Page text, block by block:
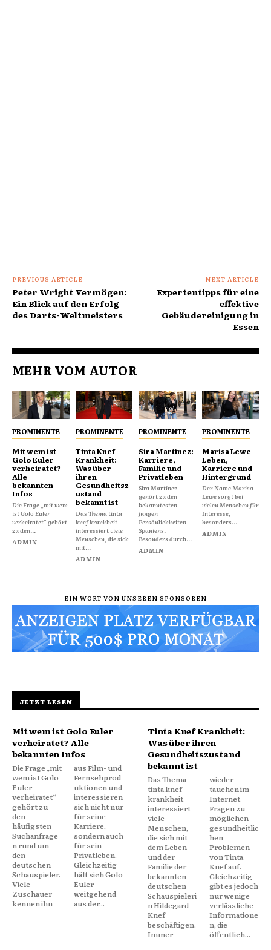
PREVIOUS ARTICLE
Peter Wright Vermögen:
Ein Blick auf den Erfolg
des Darts-Weltmeisters
NEXT ARTICLE
Expertentipps für eine
effektive
Gebäudereinigung in
Essen
MEHR VOM AUTOR
PROMINENTE
Mit wem ist
Golo Euler
verheiratet?
Alle
bekannten
Infos
Die Frage „mit wem
ist Golo Euler
verheiratet“ gehört
zu den...
ADMIN
PROMINENTE
Tinta Knef
Krankheit:
Was über
ihren
Gesundheitsz
ustand
bekannt ist
Das Thema tinta
knef krankheit
interessiert viele
Menschen, die sich
mit...
ADMIN
PROMINENTE
Sira Martínez:
Karriere,
Familie und
Privatleben
Sira Martínez
gehört zu den
bekanntesten
jungen
Persönlichkeiten
Spaniens.
Besonders durch...
ADMIN
PROMINENTE
Marisa Lewe –
Leben,
Karriere und
Hintergrund
Der Name Marisa
Lewe sorgt bei
vielen Menschen für
Interesse,
besonders...
ADMIN
- EIN WORT VON UNSEREN SPONSOREN -
JETZT LESEN
Mit wem ist Golo Euler
verheiratet? Alle
bekannten Infos
Die Frage „mit
wem ist Golo
Euler
verheiratet“
gehört zu
den
häufigsten
Suchanfrage
n rund um
den
deutschen
Schauspieler.
Viele
Zuschauer
kennen ihn
aus Film- und
Fernsehprod
uktionen und
interessieren
sich nicht nur
für seine
Karriere,
sondern auch
für sein
Privatleben.
Gleichzeitig
hält sich Golo
Euler
weitgehend
aus der...
Tinta Knef Krankheit:
Was über ihren
Gesundheitszustand
bekannt ist
Das Thema
tinta knef
krankheit
interessiert
viele
Menschen,
die sich mit
dem Leben
und der
Familie der
bekannten
deutschen
Schauspieleri
n Hildegard
Knef
beschäftigen.
Immer
wieder
tauchen im
Internet
Fragen zu
möglichen
gesundheitlic
hen
Problemen
von Tinta
Knef auf.
Gleichzeitig
gibt es jedoch
nur wenige
verlässliche
Informatione
n, die
öffentlich...